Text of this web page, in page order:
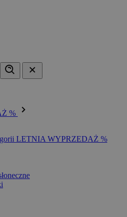
%
LETNIA WYPRZEDAŻ %